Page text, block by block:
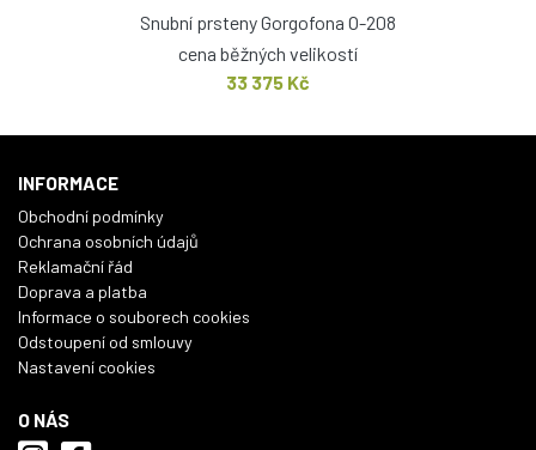
Snubní prsteny Gorgofona O-208
cena běžných velikostí
33 375 Kč
INFORMACE
Obchodní podmínky
Ochrana osobních údajů
Reklamační řád
Doprava a platba
Informace o souborech cookies
Odstoupení od smlouvy
Nastavení cookies
O NÁS